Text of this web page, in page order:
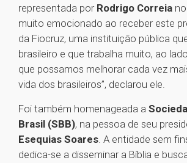
representada por Rodrigo Correia
muito emocionado ao receber este
da Fiocruz, uma instituição pública
brasileiro e que trabalha muito, ao
que possamos melhorar cada vez
vida dos brasileiros”, declarou ele.
Foi também homenageada a
Brasil (SBB), na pessoa de seu
Esequias Soares. A entidade sem
dedica-se a disseminar a Bíblia e